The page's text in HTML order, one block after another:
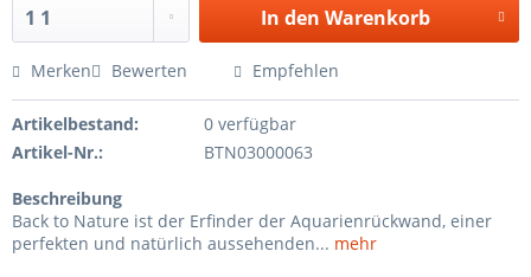
In den Warenkorb
Merken Bewerten Empfehlen
Artikelbestand:
0 verfügbar
Artikel-Nr.:
BTN03000063
Beschreibung
Back to Nature ist der Erfinder der Aquarienrückwand, einer
perfekten und natürlich aussehenden... mehr